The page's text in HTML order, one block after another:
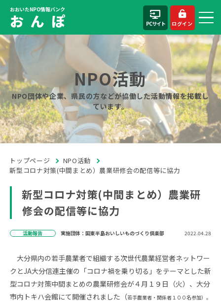
おおいたNPO情報バンク
お ん ぽ PCサイト ログイン
NPO活動
NPO団体や企業、県民の方などが協働した活動情報を掲載し
ています。
トップページ
NPO活動
新型コロナ対策(中間まとめ）農業研修会の配信等に協力
新型コロナ対策(中間まとめ）農業研
修会の配信等に協力
活動報告 実施団体：国東半島おいしいものづくり倶楽部 2022.04.28
大分県内の若手農業者で組織する次世代農業経営者ネットワー
クとJA大分信連主催の「コロナ禍を乗り切る」をテーマとした新
型コロナ対策中間まとめの農業研修会が４月１９日（火）、大分
市内トキハ会館にて開催されました（若手農業者・関係者１００名参加）。